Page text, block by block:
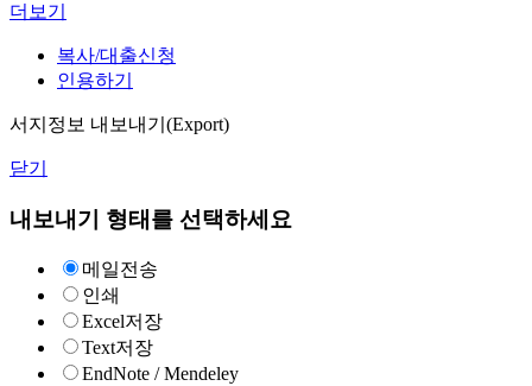
더보기
복사/대출신청
인용하기
서지정보 내보내기(Export)
닫기
내보내기 형태를 선택하세요
메일전송
인쇄
Excel저장
Text저장
EndNote / Mendeley